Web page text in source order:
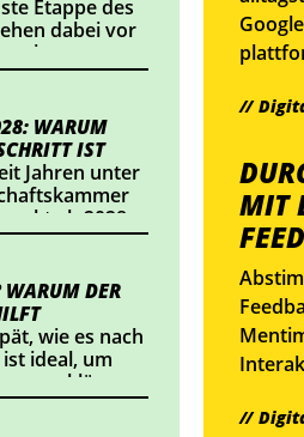
Etappe des
dabei vor
im
oder
besteht.
WARUM
IST
Jahren unter
ab 2028
von
WARUM DER
wie es nach
ideal, um
zu klären.
MIT